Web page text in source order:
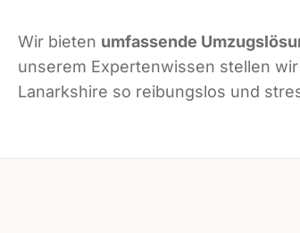
Wir bieten umfassende
unserem Expertenwissen stellen
Lanarkshire so reibungslos und